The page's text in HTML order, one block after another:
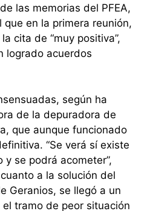
las memorias del PFEA,
en la primera reunión,
cita de “muy positiva”,
logrado acuerdos
según ha
de la depuradora de
que aunque funcionado
“Se verá sí existe
se podrá acometer”,
a la solución del
Geranios, se llegó a un
tramo de peor situación